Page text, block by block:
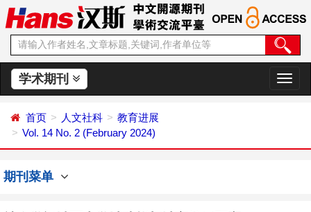
学术期刊
切
换
首页 人文社科
教育进展
Vol. 14 No. 2 (February 2024)
期刊菜单